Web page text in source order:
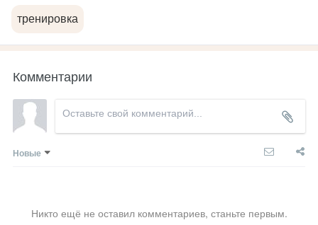
тренировка
Комментарии
Новые
Никто ещё не оставил комментариев, станьте первым.